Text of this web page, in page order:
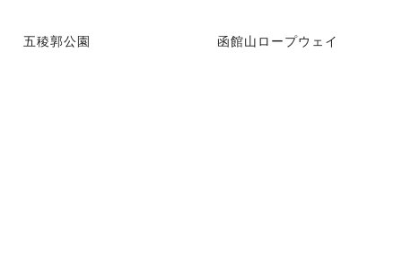
五稜郭公園 函館山ロープウェイ